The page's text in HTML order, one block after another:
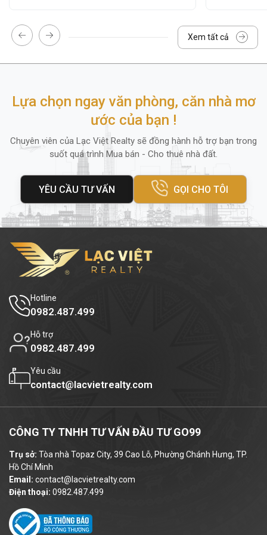
Hệ thống camera giám sát 24/7
Dịch vụ vệ sinh, bảo trì định kỳ
Hệ thống thang bộ
Ngoài ra, quanh tòa nhà còn cóngân hàng,
cửa hàng tiện lợi, nhà hàngvàtrung tâm
thương mại, mang lại sự tiện lợi tối đa cho
nhân viên và khách hàng đến giao dịch.
4. Diện tích thuê và giá thuê
Tòa nhà Võ Oanh cung cấp nhiều lựa chọn
diện tích thuê linh hoạt
hoặcvăn phòng đại diện
văn phòng startup)
vụ cơ bản. Các chi phí khác như: tiền điện,
phí gửi xe, phí làm việc ngoài giờ,... được
tính theo quy định riêng, đảm bảo minh bạch
và cạnh tranh.
5. Ưu điểm khi chọn văn phòng
139 Võ Oanh làm trụ sở doanh
Xem tất cả
Lựa chọn ngay văn phòng, căn nhà mơ
ước của bạn !
Chuyên viên của Lạc Việt Realty sẽ đồng hành hỗ trợ bạn trong
suốt quá trình Mua bán - Cho thuê nhà đất.
YÊU CẦU TƯ VẤN GỌI CHO TÔI
Hotline
0982.487.499
Hỗ trợ
0982.487.499
Yêu cầu
contact@lacvietrealty.com
CÔNG TY TNHH TƯ VẤN ĐẦU TƯ GO99
Trụ sở: Tòa nhà Topaz City, 39 Cao Lỗ, Phường Chánh Hưng, TP.
Hồ Chí Minh
Email: contact@lacvietrealty.com
Điện thoại: 0982.487.499